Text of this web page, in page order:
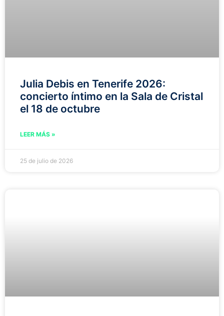
Julia Debis en Tenerife 2026:
concierto íntimo en la Sala de Cristal
el 18 de octubre
LEER MÁS »
25 de julio de 2026